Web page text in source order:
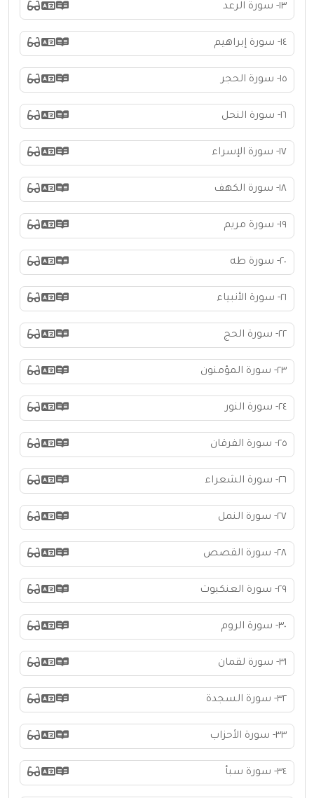
١٣- سورة الرعد
١٤- سورة إبراهيم
١٥- سورة الحجر
١٦- سورة النحل
١٧- سورة الإسراء
١٨- سورة الكهف
١٩- سورة مريم
٢٠- سورة طه
٢١- سورة الأنبياء
٢٢- سورة الحج
٢٣- سورة المؤمنون
٢٤- سورة النور
٢٥- سورة الفرقان
٢٦- سورة الشعراء
٢٧- سورة النمل
٢٨- سورة القصص
٢٩- سورة العنكبوت
٣٠- سورة الروم
٣١- سورة لقمان
٣٢- سورة السجدة
٣٣- سورة الأحزاب
٣٤- سورة سبأ